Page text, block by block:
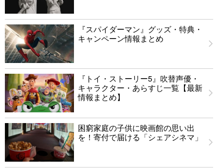
『スパイダーマン』グッズ・特典・
キャンペーン情報まとめ
『トイ・ストーリー5』吹替声優・
キャラクター・あらすじ一覧【最新
情報まとめ】
困窮家庭の子供に映画館の思い出
を！寄付で届ける「シェアシネマ」